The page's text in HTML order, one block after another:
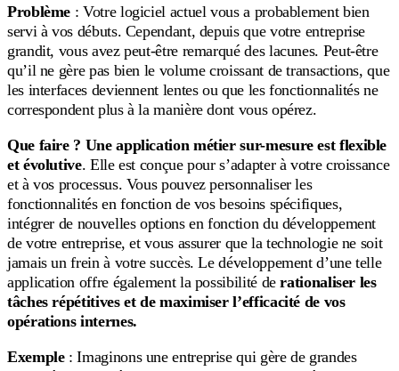
Problème : Votre logiciel actuel vous a probablement bien
servi à vos débuts. Cependant, depuis que votre entreprise
grandit, vous avez peut-être remarqué des lacunes. Peut-être
qu’il ne gère pas bien le volume croissant de transactions, que
les interfaces deviennent lentes ou que les fonctionnalités ne
correspondent plus à la manière dont vous opérez.
Que faire ? Une application métier sur-mesure est flexible
et évolutive. Elle est conçue pour s’adapter à votre croissance
et à vos processus. Vous pouvez personnaliser les
fonctionnalités en fonction de vos besoins spécifiques,
intégrer de nouvelles options en fonction du développement
de votre entreprise, et vous assurer que la technologie ne soit
jamais un frein à votre succès. Le développement d’une telle
application offre également la possibilité derationaliser les
tâches répétitives et de maximiser l’efficacité de vos
opérations internes.
Exemple: Imaginons une entreprise qui gère de grandes